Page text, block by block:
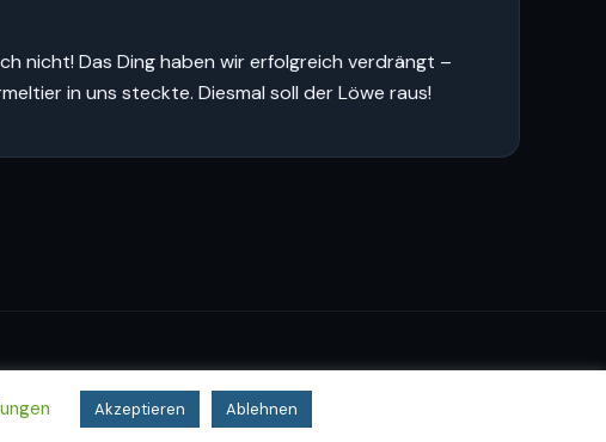
nicht! Das Ding haben wir erfolgreich verdrängt –
in uns steckte. Diesmal soll der Löwe raus!
Akzeptieren Ablehnen